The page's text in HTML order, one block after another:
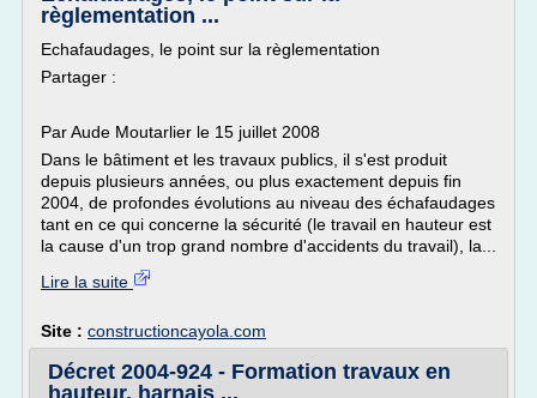
règlementation ...
Echafaudages, le point sur la règlementation
Partager :
Par Aude Moutarlier le 15 juillet 2008
Dans le bâtiment et les travaux publics, il s'est produit
depuis plusieurs années, ou plus exactement depuis fin
2004, de profondes évolutions au niveau des échafaudages
tant en ce qui concerne la sécurité (le travail en hauteur est
la cause d'un trop grand nombre d'accidents du travail), la...
Lire la suite
Site : constructioncayola.com
Décret 2004-924 - Formation travaux en
hauteur, harnais ...